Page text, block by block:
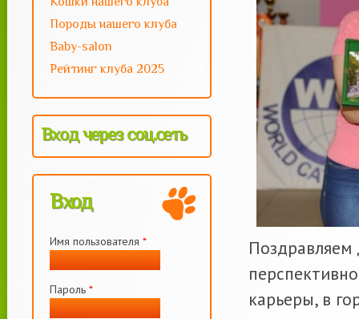
Породы нашего клуба
Baby-salon
Рейтинг клуба 2025
Вход через соц.сеть
Вход
Имя пользователя *
Пароль *
карьеры, в